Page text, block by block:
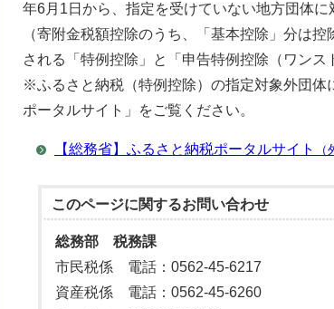
年6月1日から、指定を受けていない地方団体
（寄附金税額控除のうち、「基本控除」分は
される「特例控除」と「申告特例控除（ワンス
※ふるさと納税（特例控除）の指定対象外団
ポータルサイト」をご覧ください。
【総務省】ふるさと納税ポータルサイト
このページに関するお問い合わせ
総務部 税務課
市民税係 電話：0562-45-6217
資産税係 電話：0562-45-6260